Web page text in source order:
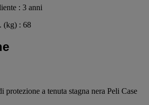
: 3 anni
(kg) : 68
protezione a tenuta stagna nera Peli Case